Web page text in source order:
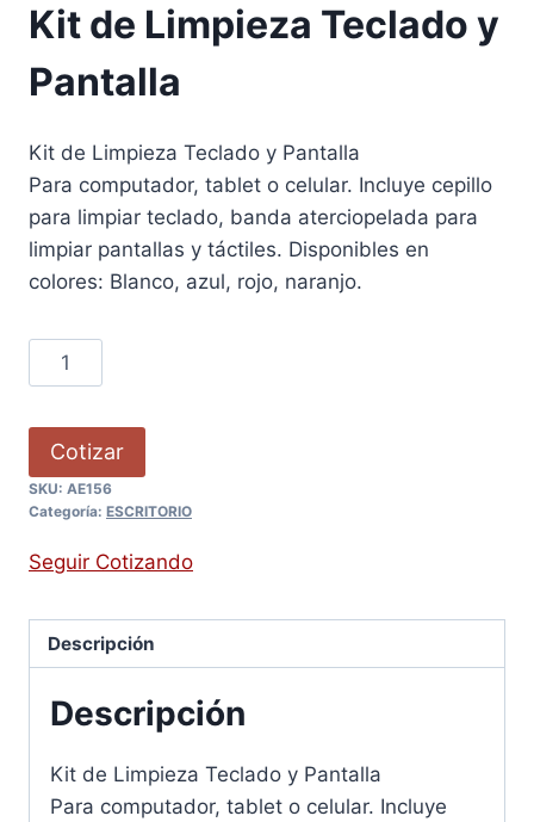
Kit de Limpieza Teclado y
Pantalla
Kit de Limpieza Teclado y Pantalla
Para computador, tablet o celular. Incluye cepillo
para limpiar teclado, banda aterciopelada para
limpiar pantallas y táctiles. Disponibles en
colores: Blanco, azul, rojo, naranjo.
Cotizar
SKU: AE156
Categoría: ESCRITORIO
Seguir Cotizando
Descripción
Descripción
Kit de Limpieza Teclado y Pantalla
Para computador, tablet o celular. Incluye